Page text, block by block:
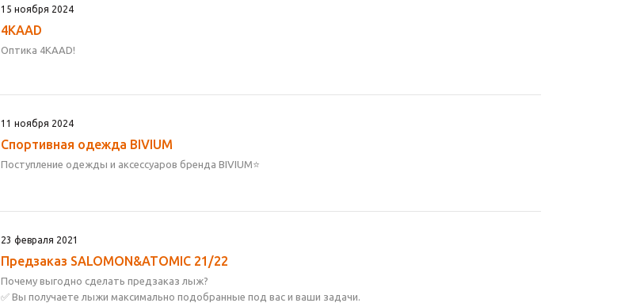
15 ноября 2024
4KAAD
Оптика 4KAAD!
11 ноября 2024
Спортивная одежда BIVIUM
Поступление одежды и аксессуаров бренда BIVIUM⭐
23 февраля 2021
Предзаказ SALOMON&ATOMIC 21/22
Почему выгодно сделать предзаказ лыж?
✅ Вы получаете лыжи максимально подобранные под вас и ваши задачи.